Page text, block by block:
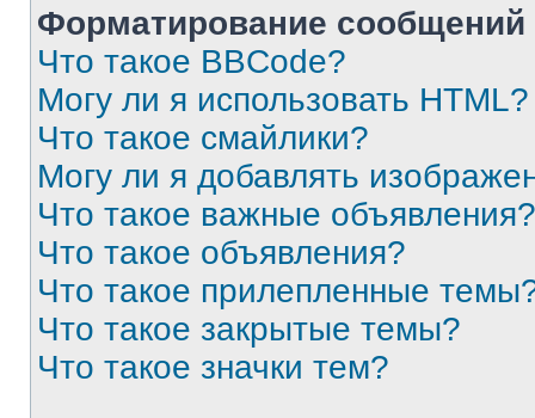
Форматирование
Что такое BBCode?
Могу ли я использовать HTML?
Что такое смайлики?
Могу ли я добавлять
Что такое важные объявления?
Что такое объявления?
Что такое прилепленные
Что такое закрытые темы?
Что такое значки тем?